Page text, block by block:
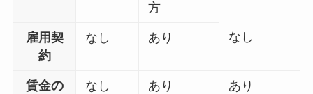
方
雇用契
約
なし あり なし
賃金の
なし あり あり